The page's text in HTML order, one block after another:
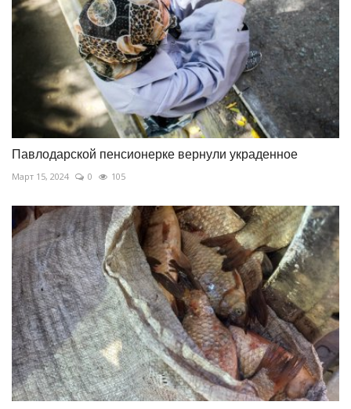
Павлодарской пенсионерке вернули украденное
Март 15, 2024 0 105